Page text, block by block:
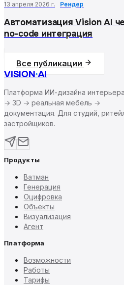
13 апреля 2026 г. Рендер
Автоматизация Vision AI
no-code интеграция
Все публикации
VISION·AI
Платформа ИИ-дизайна
→ 3D → реальная мебель →
документация. Для студий,
застройщиков.
Продукты
Ватман
Генерация
Оцифровка
Объекты
Визуализация
Агент
Платформа
Возможности
Работы
Тарифы